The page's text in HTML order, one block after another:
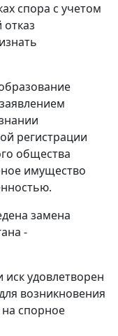
спора с учетом
регистрации
общества
имущество
замена
-
удовлетворен
возникновения
на спорное